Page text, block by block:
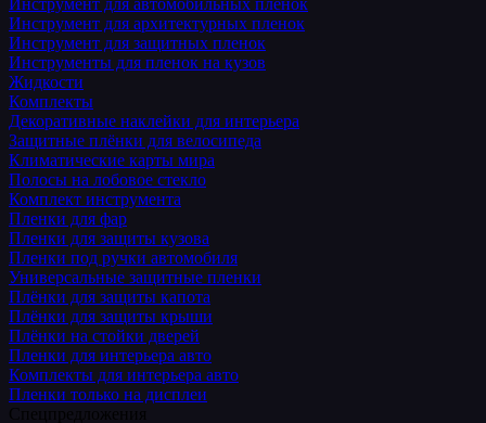
Инструмент для автомобильных пленок
Инструмент для архитектурных пленок
Инструмент для защитных пленок
Инструменты для пленок на кузов
Жидкости
Комплекты
Декоративные наклейки для интерьера
Защитные плёнки для велосипеда
Климатические карты мира
Полосы на лобовое стекло
Комплект инструмента
Пленки для фар
Пленки для защиты кузова
Пленки под ручки автомобиля
Универсальные защитные пленки
Плёнки для защиты капота
Плёнки для защиты крыши
Плёнки на стойки дверей
Пленки для интерьера авто
Комплекты для интерьера авто
Пленки только на дисплеи